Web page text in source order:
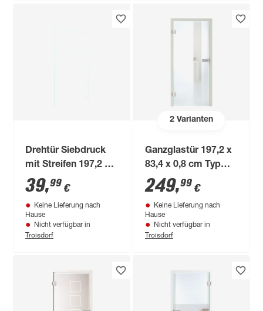
Drehtür Siebdruck
mit Streifen 197,2 x
83,4 x 0,8 cm
39,99 €
Keine Lieferung nach
Hause
Nicht verfügbar in
Troisdorf
2Varianten
Ganzglastür 197,2 x
83,4 x 0,8 cm Typ
62/29-07 links
249,99 €
Keine Lieferung nach
Hause
Nicht verfügbar in
Troisdorf